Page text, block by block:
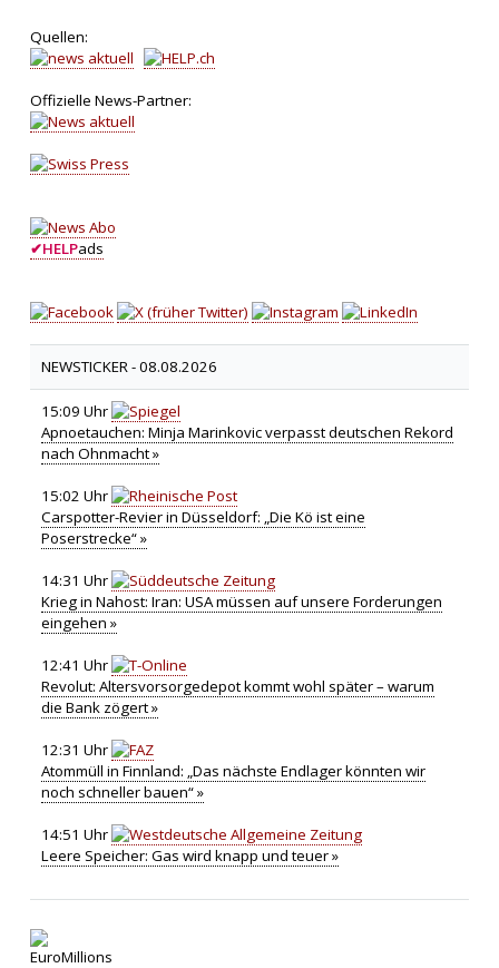
Quellen:
Offizielle News-Partner:
✔HELPads
NEWSTICKER -08.08.2026
15:09 Uhr
Apnoetauchen: Minja Marinkovic verpasst deutschen Rekord
nach Ohnmacht »
15:02 Uhr
Carspotter-Revier in Düsseldorf: „Die Kö ist eine
Poserstrecke“ »
14:31 Uhr
Krieg in Nahost: Iran: USA müssen auf unsere Forderungen
eingehen »
12:41 Uhr
Revolut: Altersvorsorgedepot kommt wohl später – warum
die Bank zögert »
12:31 Uhr
Atommüll in Finnland: „Das nächste Endlager könnten wir
noch schneller bauen“ »
14:51 Uhr
Leere Speicher: Gas wird knapp und teuer »